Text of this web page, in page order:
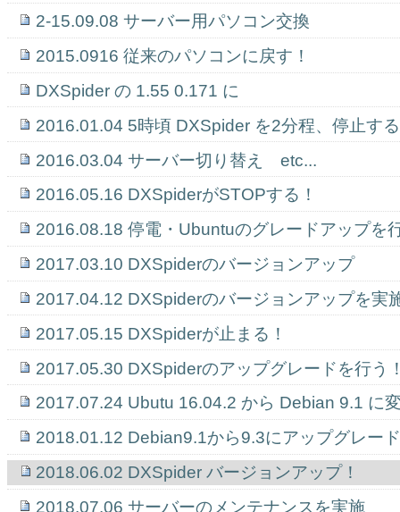
2-15.09.08 サーバー用パソコン交換
2015.0916 従来のパソコンに戻す！
DXSpider の 1.55 0.171 に
2016.01.04 5時頃 DXSpider を2分程、停止す
2016.03.04 サーバー切り替え etc...
2016.05.16 DXSpiderがSTOPする！
2016.08.18 停電・Ubuntuのグレードアップを
2017.03.10 DXSpiderのバージョンアップ
2017.04.12 DXSpiderのバージョンアップを実
2017.05.15 DXSpiderが止まる！
2017.05.30 DXSpiderのアップグレードを行う
2017.07.24 Ubutu 16.04.2 から Debian 9.1 に
2018.01.12 Debian9.1から9.3にアップグレー
2018.06.02 DXSpider バージョンアップ！
2018.07.06 サーバーのメンテナンスを実施